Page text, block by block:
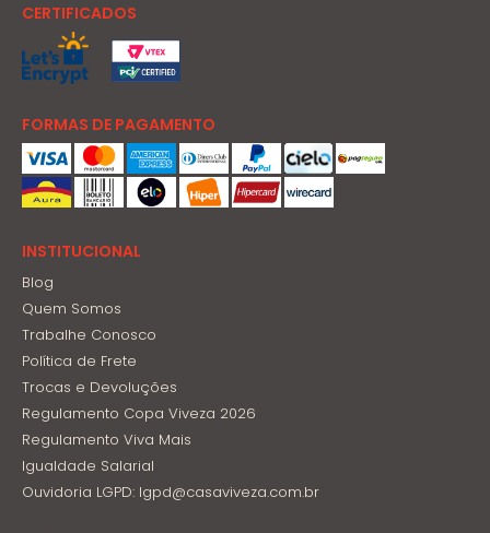
CERTIFICADOS
FORMAS DE PAGAMENTO
INSTITUCIONAL
Blog
Quem Somos
Trabalhe Conosco
Política de Frete
Trocas e Devoluções
Regulamento Copa Viveza 2026
Regulamento Viva Mais
Igualdade Salarial
Ouvidoria LGPD: lgpd@casaviveza.com.br